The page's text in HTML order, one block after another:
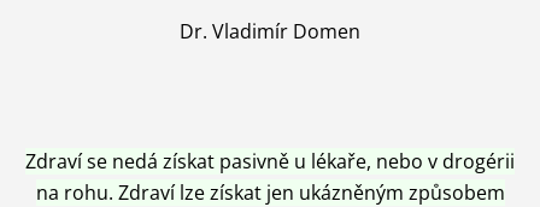
Dr. Vladimír Domen
Zdraví se nedá získat pasivně u lékaře, nebo v drogérii
na rohu. Zdraví lze získat jen ukázněným způsobem